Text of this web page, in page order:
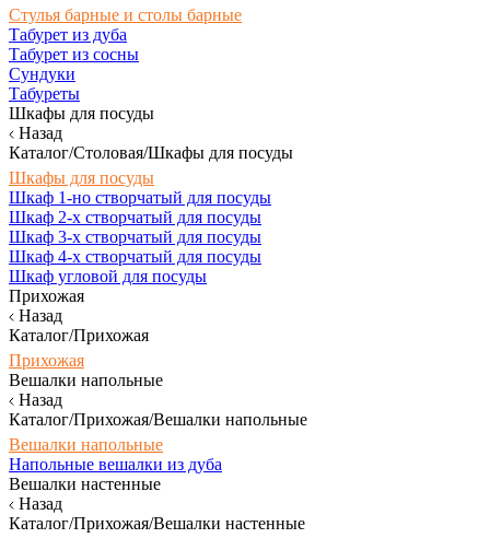
Стулья барные и столы барные
Табурет из дуба
Табурет из сосны
Сундуки
Табуреты
Шкафы для посуды
Назад
Каталог/Столовая/Шкафы для посуды
Шкафы для посуды
Шкаф 1-но створчатый для посуды
Шкаф 2-х створчатый для посуды
Шкаф 3-х створчатый для посуды
Шкаф 4-х створчатый для посуды
Шкаф угловой для посуды
Прихожая
Назад
Каталог/Прихожая
Прихожая
Вешалки напольные
Назад
Каталог/Прихожая/Вешалки напольные
Вешалки напольные
Напольные вешалки из дуба
Вешалки настенные
Назад
Каталог/Прихожая/Вешалки настенные